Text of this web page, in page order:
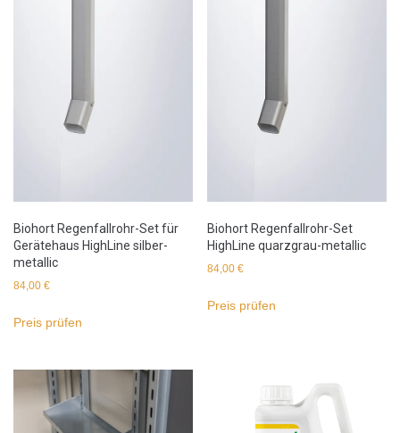
Biohort Regenfallrohr-Set für
Gerätehaus HighLine silber-
metallic
84,00 €
Preis prüfen
Biohort Regenfallrohr-Set
HighLine quarzgrau-metallic
84,00€
Preis prüfen